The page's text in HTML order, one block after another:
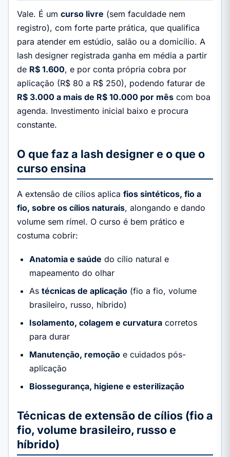
Vale. É um curso livre (sem faculdade nem
registro), com forte parte prática, que qualifica
para atender em estúdio, salão ou a domicílio. A
lash designer registrada ganha em média a partir
de R$ 1.600, e por conta própria cobra por
aplicação (R$ 80 a R$ 250), podendo faturar de
R$ 3.000 a mais de R$ 10.000 por mês com boa
agenda. Investimento inicial baixo e procura
constante.
O que faz a lash designer e o que o
curso ensina
A extensão de cílios aplica fios sintéticos, fio a
fio, sobre os cílios naturais, alongando e dando
volume sem rímel. O curso é bem prático e
costuma cobrir:
Anatomia e saúde do cílio natural e
mapeamento do olhar
As técnicas de aplicação (fio a fio, volume
brasileiro, russo, híbrido)
Isolamento, colagem e curvatura corretos
para durar
Manutenção, remoção e cuidados pós-
aplicação
Biossegurança, higiene e esterilização
Técnicas de extensão de cílios (fio a
fio, volume brasileiro, russo e
híbrido)